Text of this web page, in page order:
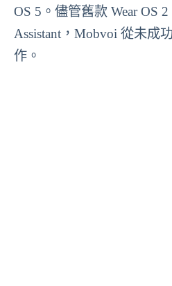
OS 5。儘管舊款 Wear OS
Assistant，Mobvoi 從未成
作。